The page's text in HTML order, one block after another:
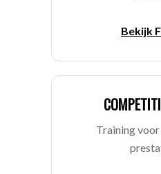
Bekijk
Training